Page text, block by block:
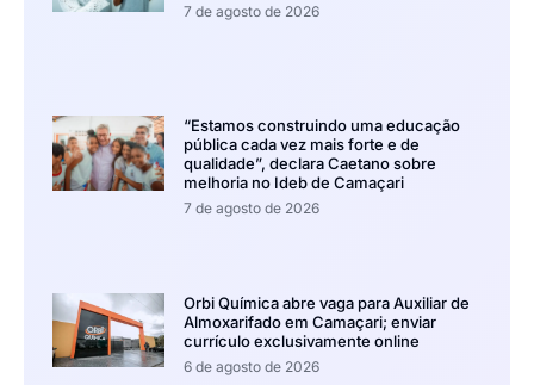
7 de agosto de 2026
“Estamos construindo uma educação
pública cada vez mais forte e de
qualidade”, declara Caetano sobre
melhoria no Ideb de Camaçari
7 de agosto de 2026
Orbi Química abre vaga para Auxiliar de
Almoxarifado em Camaçari; enviar
currículo exclusivamente online
6 de agosto de 2026